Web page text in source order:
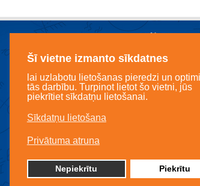
Šī vietne izmanto sīkdatnes
lai uzlabotu lietošanas pieredzi un
tās darbību. Turpinot lietot šo vietni, jūs
piekrītiet sīkdatņu lietošanai.
Sīkdatņu lietošana
Privātuma atruna
Nepiekrītu Piekrītu
Licencēts mācību centrs LANDO
LR IZM Lic. Nr. 3360800220